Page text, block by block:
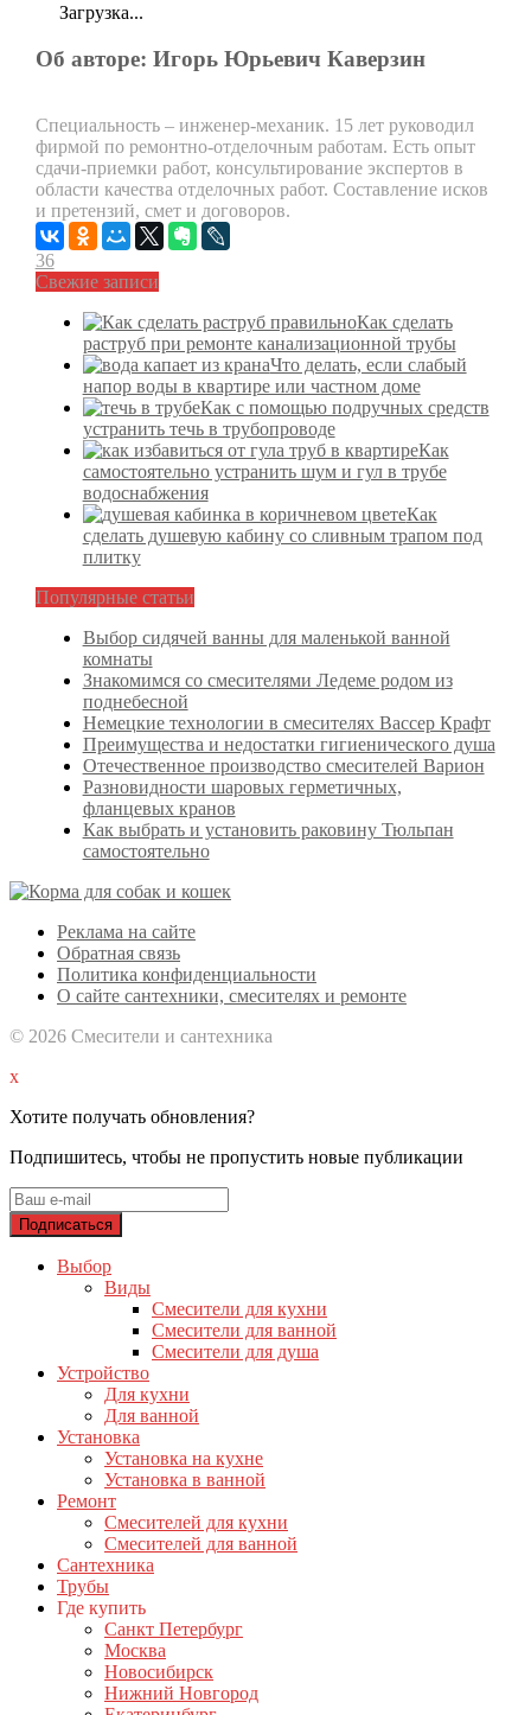
Загрузка...
Об авторе: Игорь Юрьевич Каверзин
Специальность – инженер-механик. 15 лет руководил
фирмой по ремонтно-отделочным работам. Есть опыт
сдачи-приемки работ, консультирование экспертов в
области качества отделочных работ. Составление исков
и претензий, смет и договоров.
36
Свежие записи
Как сделать
раструб при ремонте канализационной трубы
Что делать, если слабый
напор воды в квартире или частном доме
Как с помощью подручных средств
устранить течь в трубопроводе
Как
самостоятельно устранить шум и гул в трубе
водоснабжения
Как
сделать душевую кабину со сливным трапом под
плитку
Популярные статьи
Выбор сидячей ванны для маленькой ванной
комнаты
Знакомимся со смесителями Ледеме родом из
поднебесной
Немецкие технологии в смесителях Вассер Крафт
Преимущества и недостатки гигиенического душа
Отечественное производство смесителей Варион
Разновидности шаровых герметичных,
фланцевых кранов
Как выбрать и установить раковину Тюльпан
самостоятельно
Реклама на сайте
Обратная связь
Политика конфиденциальности
О сайте сантехники, смесителях и ремонте
© 2026 Смесители и сантехника
x
Хотите получать обновления?
Подпишитесь, чтобы не пропустить новые публикации
Выбор
Виды
Смесители для кухни
Смесители для ванной
Смесители для душа
Устройство
Для кухни
Для ванной
Установка
Установка на кухне
Установка в ванной
Ремонт
Смесителей для кухни
Смесителей для ванной
Сантехника
Трубы
Где купить
Санкт Петербург
Москва
Новосибирск
Нижний Новгород